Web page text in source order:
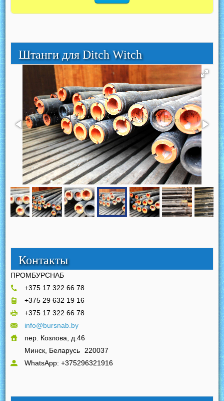
Штанги для Ditch Witch
Контакты
ПРОМБУРСНАБ
+375 17 322 66 78
+375 29 632 19 16
+375 17 322 66 78
info@bursnab.by
пер. Козлова, д.46
Минск, Беларусь
220037
WhatsApp: +375296321916